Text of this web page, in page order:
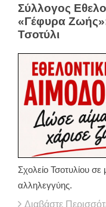
Σύλλογος
«Γέφυρα
Τσοτύλι
Σχολείο Τσοτυλίου
αλληλεγγύης.
Διαβάστε